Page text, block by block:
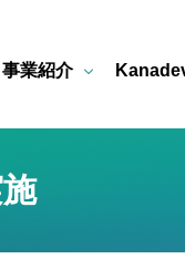
事業紹介